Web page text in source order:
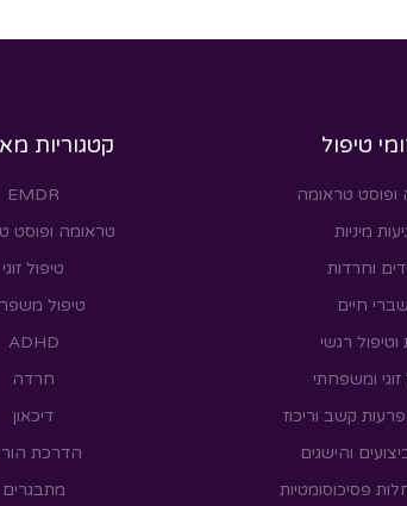
טיפול
ופוסט טראומה
מיניות
וחרדות
חיים
וטיפול רגשי
זוגי ומשפחתי
והישגים
פסיכוסומטיות
קטגוריות
EMDR
טראומה ופוסט
טיפול זוגי
טיפול
ADHD
חרדה
דיכאון
הדרכת
מתבגרים